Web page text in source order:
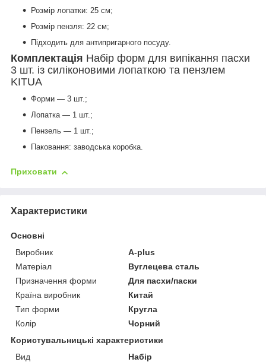
Розмір лопатки: 25 см;
Розмір пензля: 22 см;
Підходить для антипригарного посуду.
Комплектація Набір форм для випікання пасхи
3 шт. із силіконовими лопаткою та пензлем
KITUA
Форми — 3 шт.;
Лопатка — 1 шт.;
Пензель — 1 шт.;
Паковання: заводська коробка.
Приховати
Характеристики
Основні
Виробник
A-plus
Матеріал
Вуглецева сталь
Призначення форми
Для пасхи/паски
Країна виробник
Китай
Тип форми
Кругла
Колір
Чорний
Користувальницькі характеристики
Вид
Набір